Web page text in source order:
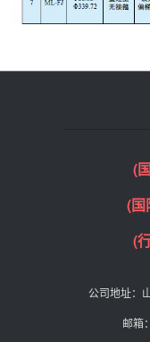
(
(国
(
公司地址：
邮箱